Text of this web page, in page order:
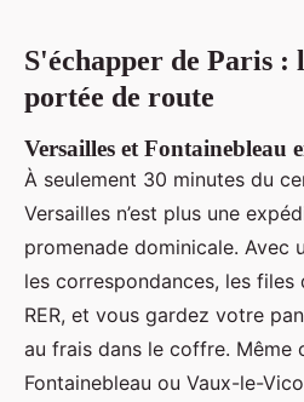
S'échapper de Paris :
portée de route
Versailles et Fontainebleau
À seulement 30 minutes du
Versailles n’est plus une
promenade dominicale. Avec
les correspondances, les files
RER, et vous gardez votre
au frais dans le coffre. Même
Fontainebleau ou Vaux-le-